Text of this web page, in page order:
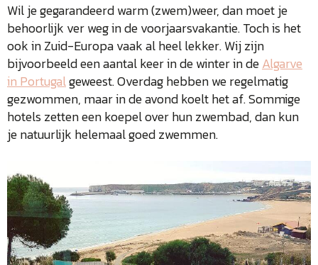
Wil je gegarandeerd warm (zwem)weer, dan moet je
behoorlijk ver weg in de voorjaarsvakantie. Toch is het
ook in Zuid-Europa vaak al heel lekker. Wij zijn
bijvoorbeeld een aantal keer in de winter in deAlgarve
in Portugalgeweest. Overdag hebben we regelmatig
gezwommen, maar in de avond koelt het af. Sommige
hotels zetten een koepel over hun zwembad, dan kun
je natuurlijk helemaal goed zwemmen.